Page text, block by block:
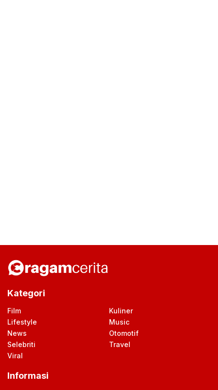
Kategori
Film
Kuliner
Lifestyle
Music
News
Otomotif
Selebriti
Travel
Viral
Informasi